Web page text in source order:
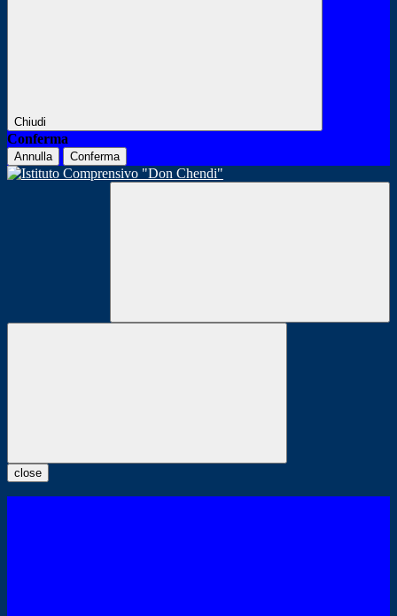
Chiudi
Conferma
Annulla Conferma
close